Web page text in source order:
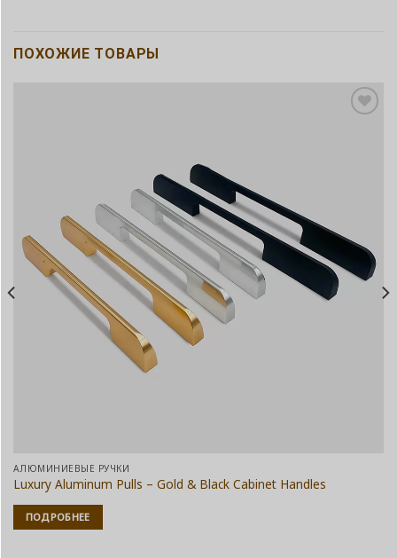
ПОХОЖИЕ ТОВАРЫ
АЛЮМИНИЕВЫЕ РУЧКИ
Luxury Aluminum Pulls – Gold & Black Cabinet Handles
ПОДРОБНЕЕ